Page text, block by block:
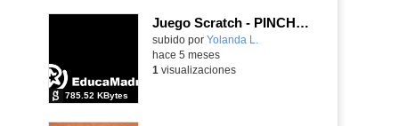
Juego Scratch - PINCHO ASESINO
Contenido educativo.
subido por Yolanda L.
785.52 KBytes
hace 5 meses
1 visualizaciones